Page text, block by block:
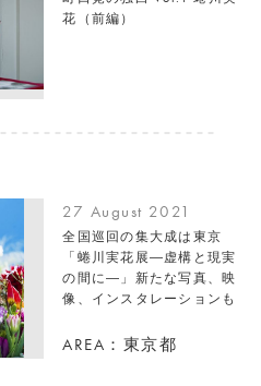
花（前編）
27 August 2021
全国巡回の集大成は東京
「蜷川実花展―虚構と現実
の間に―」新たな写真、映
像、インスタレーションも
AREA：東京都